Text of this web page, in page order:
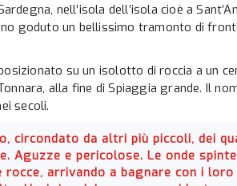
nell’isola dell’isola cioè a
goduto un bellissimo tramonto di
su un isolotto di roccia a un
alla fine di Spiaggia grande. Il
secoli.
circondato da altri più piccoli, dei
Aguzze e pericolose. Le onde
rocce, arrivando a bagnare con i